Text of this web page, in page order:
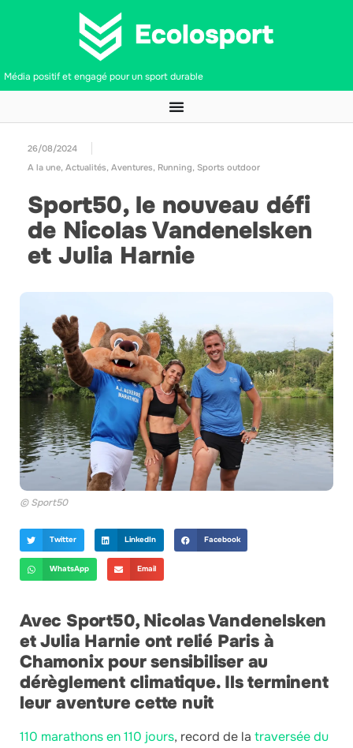
Média positif et engagé pour un sport durable
26/08/2024
A la une, Actualités, Aventures, Running, Sports outdoor
Sport50, le nouveau défi
de Nicolas Vandenelsken
et Julia Harnie
© Sport50
Twitter LinkedIn Facebook
WhatsApp Email
Avec Sport50, Nicolas Vandenelsken
et Julia Harnie ont relié Paris à
Chamonix pour sensibiliser au
dérèglement climatique. Ils terminent
leur aventure cette nuit
110 marathons en 110 jours, record de la traversée du